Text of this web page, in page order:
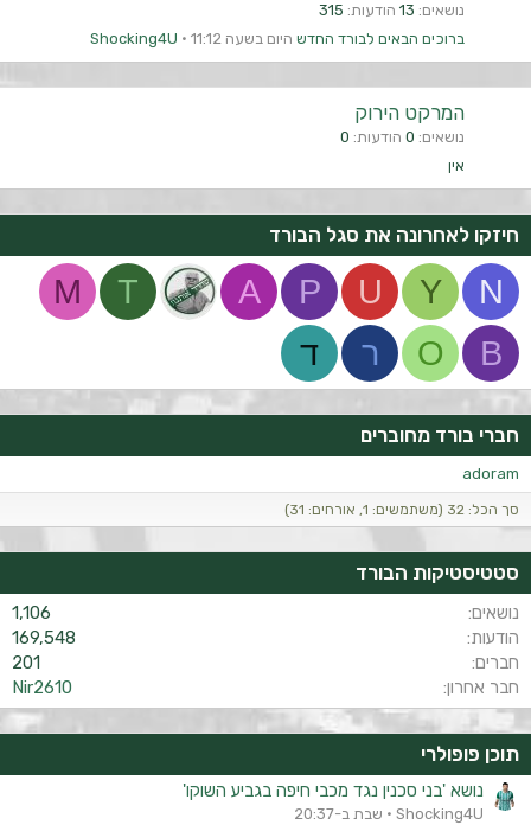
נושאים 13 הודעות 315
ברוכים הבאים לבורד החדש היום בשעה 11:12 Shocking4U
המרקט הירוק
נושאים 0 הודעות 0
אין
חיזקו לאחרונה את סגל הבורד
N
Y
U
P
A
T
M
B
O ר ד
חברי בורד מחוברים
adoram
סך הכל: 32 (משתמשים: 1, אורחים: 31)
סטטיסטיקות הבורד
נושאים
1,106
הודעות
169,548
חברים
201
חבר אחרון
Nir2610
תוכן פופולרי
נושא 'בני סכנין נגד מכבי חיפה בגביע השוקו'
Shocking4U
שבת ב-20:37